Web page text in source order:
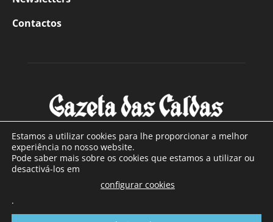
Contactos
SOBRE NÓS
Com sede nas Caldas da Rainha e mais de 90 anos de
a sul de distrito de Leiria, com mais de 40.000 leitores por
Estamos a utilizar cookies para lhe proporcionar a melhor
experiência no nosso website.
Pode saber mais sobre os cookies que estamos a utilizar ou
desactivá-los em
configurar cookies
.